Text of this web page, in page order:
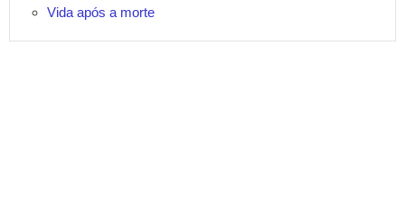
Vida após a morte